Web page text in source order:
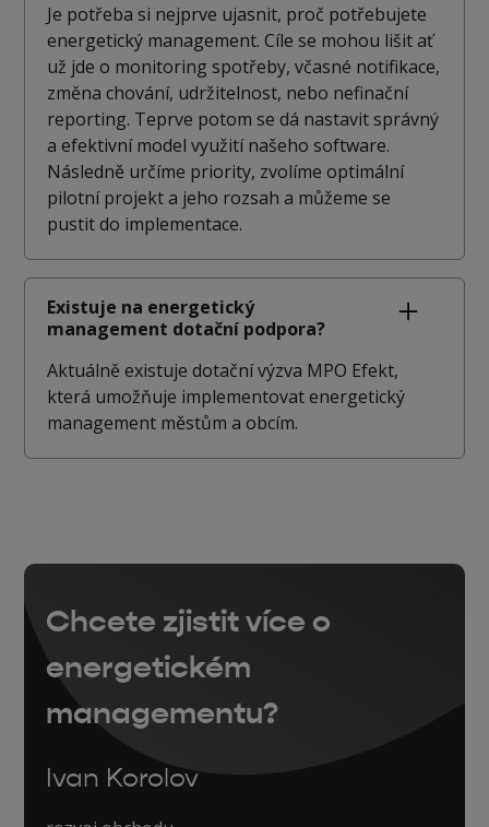
Je potřeba si nejprve ujasnit, proč potřebujete
energetický management. Cíle se mohou lišit ať
už jde o monitoring spotřeby, včasné notifikace,
změna chování, udržitelnost, nebo nefinační
reporting. Teprve potom se dá nastavit správný
a efektivní model využití našeho software.
Následně určíme priority, zvolíme optimální
pilotní projekt a jeho rozsah a můžeme se
pustit do implementace.
Existuje na energetický
management dotační podpora?
Aktuálně existuje dotační výzva MPO Efekt,
která umožňuje implementovat energetický
management městům a obcím.
Chcete zjistit více o
energetickém
managementu?
Ivan Korolov